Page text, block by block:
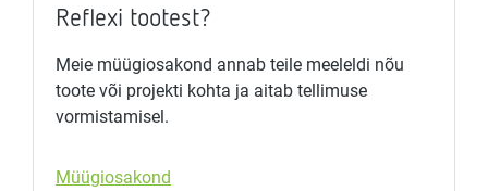
Reflexi tootest?
Meie müügiosakond annab teile meeleldi nõu
toote või projekti kohta ja aitab tellimuse
vormistamisel.
Müügiosakond